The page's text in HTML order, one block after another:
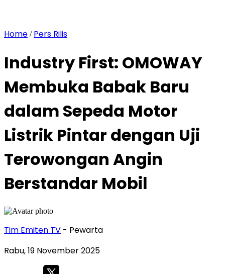
Home / Pers Rilis
Industry First: OMOWAY
Membuka Babak Baru
dalam Sepeda Motor
Listrik Pintar dengan Uji
Terowongan Angin
Berstandar Mobil
Tim Emiten TV - Pewarta
Rabu, 19 November 2025